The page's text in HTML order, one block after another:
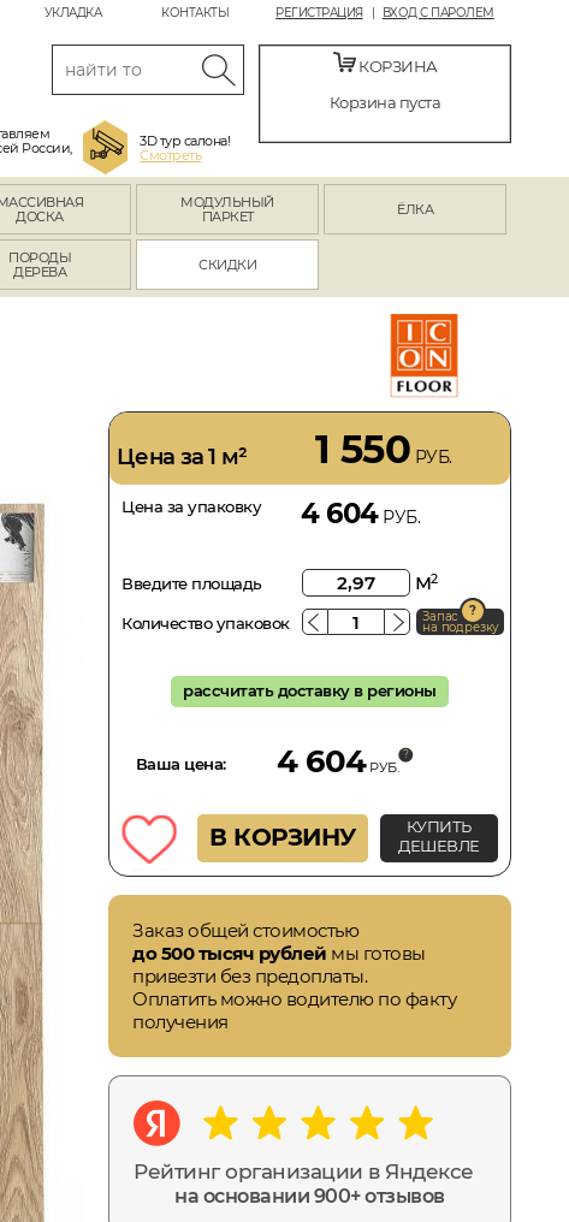
РЕГИСТРАЦИЯ ВХОД С ПАРОЛЕМ
УКЛАДКА КОНТАКТЫ
России,
3D тур салона!
Смотреть
КОРЗИНА
Корзина пуста
ДОСКА
МОДУЛЬНЫЙ
ПАРКЕТ
ЁЛКА
ПОРОДЫ
ДЕРЕВА
СКИДКИ
Цена за 1 м² 1 550 РУБ.
Цена за упаковку 4 604РУБ.
Введите площадь м2
Количество упаковок Запас
на подрезку
рассчитать доставку в регионы
Ваша цена: 4 604 РУБ.
В КОРЗИНУ
КУПИТЬ
ДЕШЕВЛЕ
Заказ общей стоимостью
до 500 тысяч рублей мы готовы
привезти без предоплаты.
Оплатить можно водителю по факту
получения
Рейтинг организации в Яндексе
на основании 900+ отзывов